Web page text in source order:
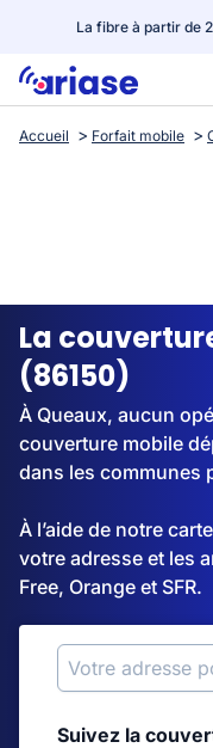
La fibre à partir de
Box internet
Streaming
Accueil Forfait mobile
La
(86150)
À Queaux, aucun
couverture mobile
dans les communes
À l’aide de notre
votre adresse et les
Free, Orange et SFR.
Suivez la